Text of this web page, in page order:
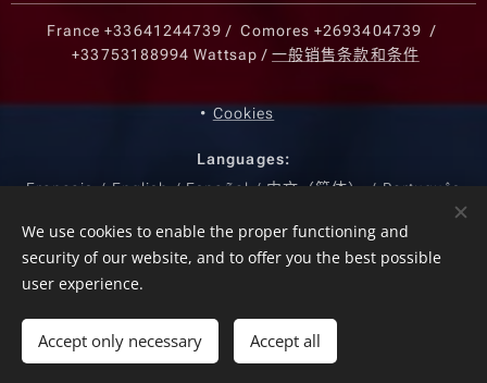
Add to cart
France+33641244739 / Comores+2693404739 /
+33753188994Wattsap / 一般销售条款和条件
Cookies
Languages
Français
English Español 中文（简体） Português
Currency
EUR €
USD $ KMF CF CNY ¥
We use cookies to enable the proper functioning and
security of our website, and to offer you the best possible
user experience.
Accept only necessary Accept all